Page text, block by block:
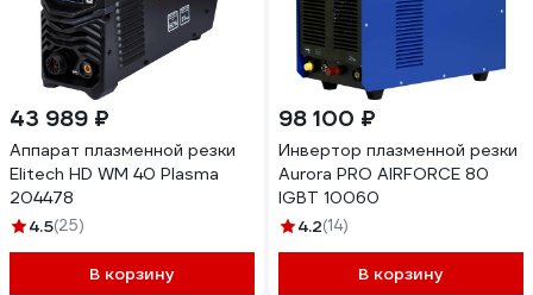
43 989 ₽
Аппарат плазменной резки
Elitech HD WM 40 Plasma
204478
4.5(25)
В корзину
98 100 ₽
Инвертор плазменной резки
Aurora PRO AIRFORCE 80
IGBT 10060
4.2(14)
В корзину